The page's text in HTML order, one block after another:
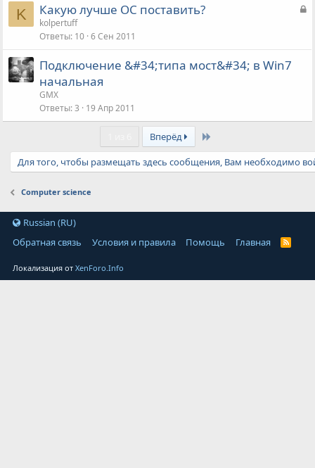
K
З
Какую лучше ОС поставить?
kolpertuff
Ответы 10 6 Сен 2011
Подключение &#34;типа мост&#34; в Win7
начальная
GMX
Ответы 3 19 Апр 2011
Вперёд Last
Для того, чтобы размещать здесь сообщения, Вам необходимо
Computer science
Russian (RU)
Обратная связь
Условия и правила Помощь Главная
Локализация отXenForo.Info